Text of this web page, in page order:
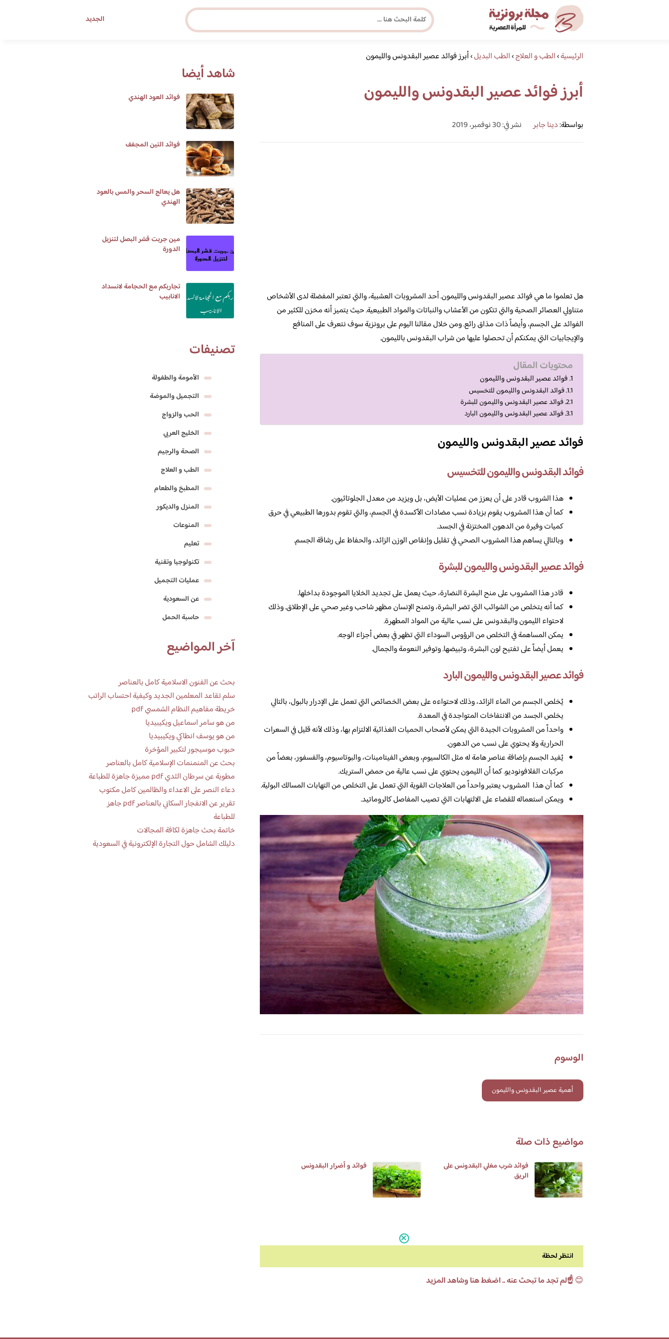
الجديد
مجلة برونزية للفتاة العصرية
ابحث عن أي موضوع يهمك
الرئيسية›الطب و العلاج›الطب البديل›أبرز فوائد عصير البقدونس والليمون
أبرز فوائد عصير البقدونس والليمون
بواسطة:دينا جابر نشر في: 30 نوفمبر، 2019
هل تعلموا ما هي فوائد عصير البقدونس والليمون. أحد المشروبات العشبية، والتي تعتبر المفضلة لدى الأشخاص
متناولي العصائر الصحية والتي تتكون من الأعشاب والنباتات والمواد الطبيعية. حيث يتميز أنه مخزن للكثير من
الفوائد على الجسم، وأيضاً ذات مذاق رائع. ومن خلال مقالنا اليوم على برونزية سوف نتعرف على المنافع
والإيجابيات التي يمكنكم أن تحصلوا عليها من شراب البقدونس بالليمون.
محتويات المقال
فوائد عصير البقدونس والليمون
فوائد البقدونس والليمون للتخسيس
فوائد عصير البقدونس والليمون للبشرة
فوائد عصير البقدونس والليمون البارد
فوائد عصير البقدونس والليمون
فوائد البقدونس والليمون للتخسيس
هذا الشروب قادر على أن يعزز من عمليات الأيض، بل ويزيد من معدل الجلوتاثيون.
كما أن هذا المشروب يقوم بزيادة نسب مضادات الأكسدة في الجسم، والتي تقوم بدورها الطبيعي في حرق
كميات وفيرة من الدهون المختزنة في الجسد.
وبالتالي يساهم هذا المشروب الصحي في تقليل وإنقاص الوزن الزائد، والحفاظ على رشاقة الجسم.
فوائد عصير البقدونس والليمون للبشرة
قادر هذا المشروب على منح البشرة النضارة، حيث يعمل على تجديد الخلايا الموجودة بداخلها.
كما أنه يتخلص من الشوائب التي تضر البشرة، وتمنح الإنسان مظهر شاحب وغير صحي على الإطلاق. وذلك
لاحتواء الليمون والبقدونس على نسب عالية من المواد المطهرة.
يمكن المساهمة في التخلص من الرؤوس السوداء التي تظهر في بعض أجزاء الوجه.
يعمل أيضاً على تفتيح لون البشرة، وتبيضها. وتوفير النعومة والجمال.
فوائد عصير البقدونس والليمون البارد
يُخلص الجسم من الماء الزائد، وذلك لاحتواءه على بعض الخصائص التي تعمل على الإدرار بالبول، بالتالي
يخلص الجسد من الانتفاخات المتواجدة في المعدة.
واحداً من المشروبات الجيدة التي يمكن لأصحاب الحميات الغذائية الالتزام بها، وذلك لأنه قليل في السعرات
الحرارية ولا يحتوي على نسب من الدهون.
يُفيد الجسم بإضافة عناصر هامة له مثل الكالسيوم، وبعض الفيتامينات، والبوتاسيوم، والفسفور، بعضاً من
مركبات الفلافونوديو. كما أن الليمون يحتوي على نسب عالية من حمض الستريك.
كما أن هذا المشروب يعتبر واحداً من العلاجات القوية التي تعمل على التخلص من التهابات المسالك البولية.
ويمكن استعماله للقضاء على الالتهابات التي تصيب المفاصل كالروماتيد.
الوسوم
أهمية عصير البقدونس والليمون
مواضيع ذات صلة
فوائد شرب مغلي البقدونس على
الريق
فوائد و أضرار البقدونس
انتظر لحظة
😊☝️لم تجد ما تبحث عنه .. اضغط هنا وشاهد المزيد
شاهد أيضا
فوائد العود الهندي
فوائد التين المجفف
هل يعالج السحر والمس بالعود
الهندي
مين جربت قشر البصل لتنزيل
الدورة
تجاربكم مع الحجامة لانسداد
الانابيب
تصنيفات
الأمومة والطفولة
التجميل والموضة
الحب والزواج
الخليج العربي
الصحة والرجيم
الطب و العلاج
المطبخ والطعام
المنزل والديكور
المنوعات
تعليم
تكنولوجيا وتقنية
عمليات التجميل
عن السعودية
حاسبة الحمل
آخر المواضيع
بحث عن الفنون الاسلامية كامل بالعناصر
سلم تقاعد المعلمين الجديد وكيفية احتساب الراتب
خريطة مفاهيم النظام الشمسي pdf
من هو سامر اسماعيل ويكيبيديا
من هو يوسف انطاكي ويكيبيديا
حبوب موسيجور لتكبير المؤخرة
بحث عن المنمنمات الإسلامية كامل بالعناصر
مطوية عن سرطان الثدي pdf مميزة جاهزة للطباعة
دعاء النصر على الاعداء والظالمين كامل مكتوب
تقرير عن الانفجار السكاني بالعناصر pdf جاهز
للطباعة
خاتمة بحث جاهزة لكافة المجالات
دليلك الشامل حول التجارة الإلكترونية في السعودية